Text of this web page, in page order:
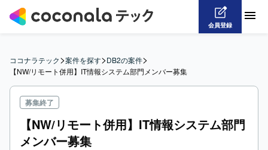
会員登録
ココナラテック>案件を探す>DB2の案件>
【NW/リモート併用】IT情報システム部門メンバー募集
募集終了
【NW/リモート併用】IT情報システム部門
メンバー募集